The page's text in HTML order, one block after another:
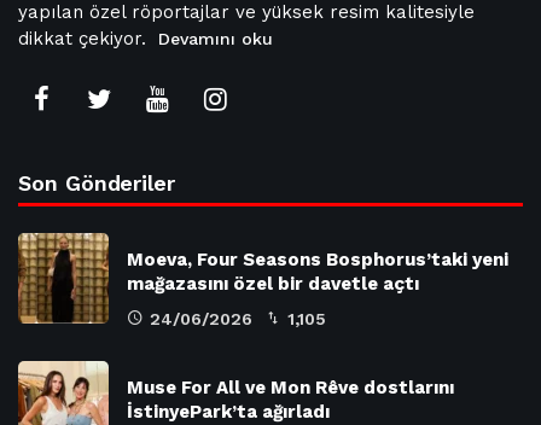
yapılan özel röportajlar ve yüksek resim kalitesiyle
dikkat çekiyor.
Devamını oku
Son Gönderiler
Moeva, Four Seasons Bosphorus’taki yeni
mağazasını özel bir davetle açtı
24/06/2026 1,105
Muse For All ve Mon Rêve dostlarını
İstinyePark’ta ağırladı